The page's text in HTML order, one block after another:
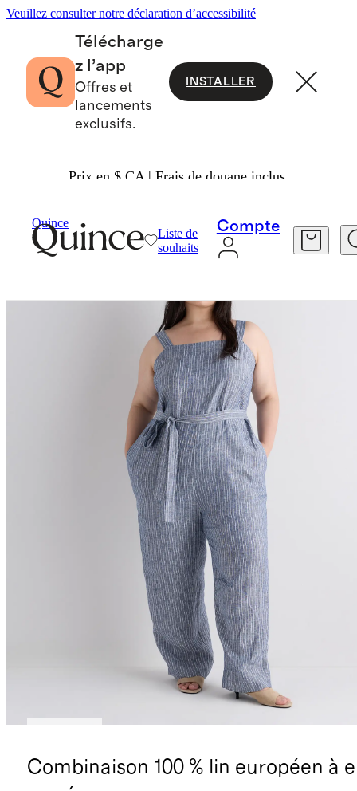
Veuillez consulter notre déclaration d’accessibilité
Télécharge
z l’app
Offres et
lancements
exclusifs.
INSTALLER
Prix en $ CA | Frais de douane inclus.
Quince
Liste de
souhaits
Compte
Combinaison 100 % lin européen à